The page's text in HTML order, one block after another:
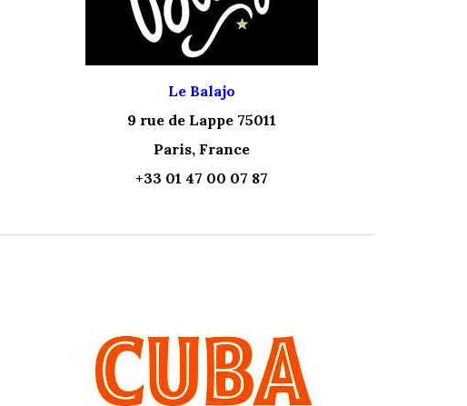
Le Balajo
9 rue de Lappe 75011
Paris, France
+33 01 47 00 07 87